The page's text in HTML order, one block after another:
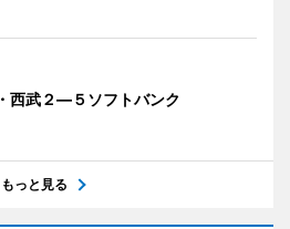
西武２―５ソフトバンク
もっと見る